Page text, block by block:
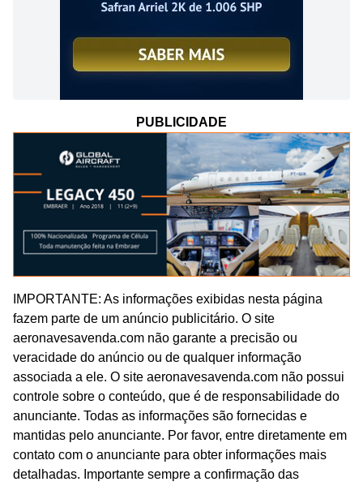
PUBLICIDADE
IMPORTANTE: As informações exibidas nesta página
fazem parte de um anúncio publicitário. O site
aeronavesavenda.com não garante a precisão ou
veracidade do anúncio ou de qualquer informação
associada a ele. O site aeronavesavenda.com não possui
controle sobre o conteúdo, que é de responsabilidade do
anunciante. Todas as informações são fornecidas e
mantidas pelo anunciante. Por favor, entre diretamente em
contato com o anunciante para obter informações mais
detalhadas. Importante sempre a confirmação das